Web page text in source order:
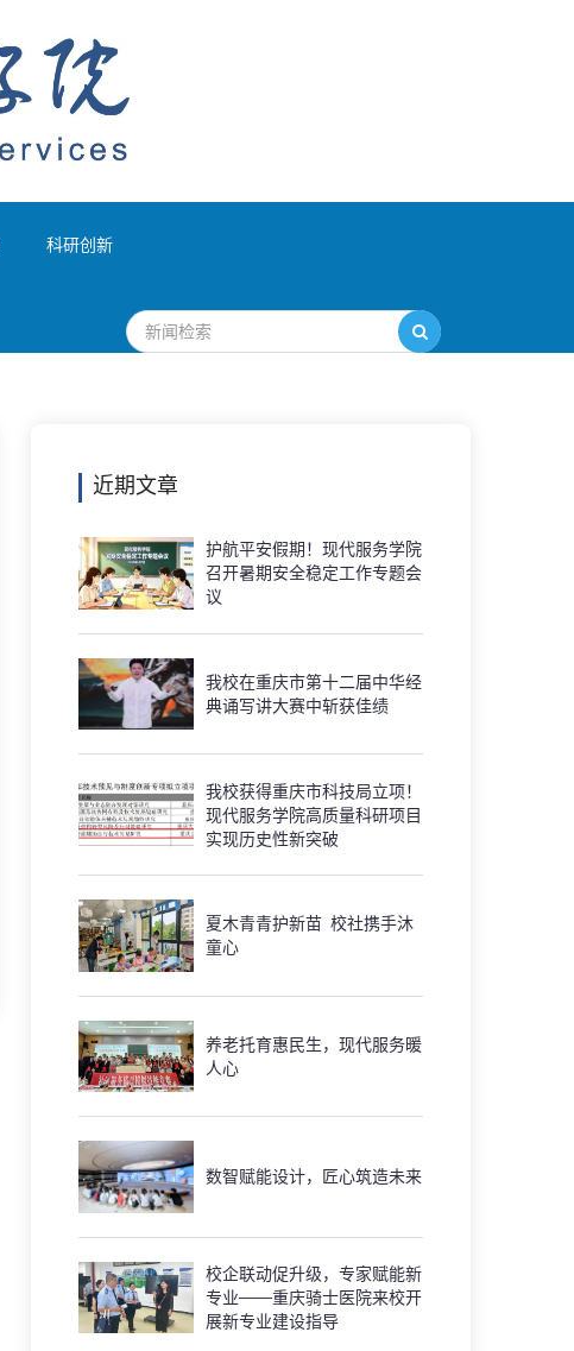
科研创新
近期文章
护航平安假期！现代服务学院
召开暑期安全稳定工作专题会
议
我校在重庆市第十二届中华经
典诵写讲大赛中斩获佳绩
我校获得重庆市科技局立项！
现代服务学院高质量科研项目
实现历史性新突破
夏木青青护新苗 校社携手沐
童心
养老托育惠民生，现代服务暖
人心
数智赋能设计，匠心筑造未来
校企联动促升级，专家赋能新
专业——重庆骑士医院来校开
展新专业建设指导